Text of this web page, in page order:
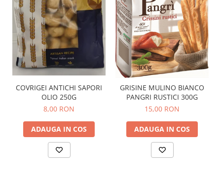
COVRIGEI ANTICHI SAPORI
OLIO 250G
8,00 RON
ADAUGA IN COS
GRISINE MULINO BIANCO
PANGRI RUSTICI 300G
15,00 RON
ADAUGA IN COS